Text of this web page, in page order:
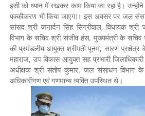
इसी को ध्यान में रखकर काम किया जा रहा है।
पक्कीकरण भी किया जाएगा। इस अवसर पर जल
सांसद श्री जनार्दन सिंह सिग्रीवाल, विधायक
विभाग के सचिव श्री संजीव हंस, मुख्यमंत्री के
की प्रमंडलीय आयुक्त श्रीमती पूनम, सारण
महाराज, उप विकास आयुक्त सह प्रभारी
अधीक्षक श्री संतोष कुमार, जल संसाधन विभाग
अधिकारीगण एवं गणमान्य व्यक्ति उपस्थित थे।